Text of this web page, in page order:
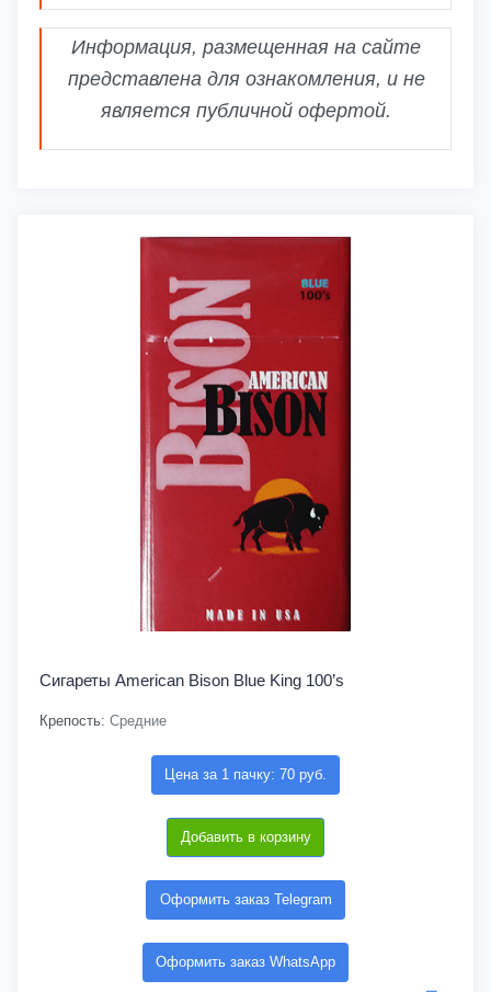
Информация, размещенная на сайте
представлена для ознакомления, и не
является публичной офертой.
Сигареты American Bison Blue King 100’s
Крепость: Средние
Цена за 1 пачку: 70 руб.
Добавить в корзину
Оформить заказ Telegram
Оформить заказ WhatsApp